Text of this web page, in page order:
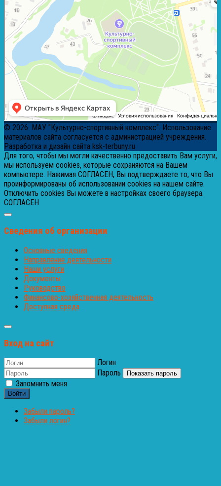
© 2026. МАУ "Культурно-спортивный комплекс". Использование
материалов сайта согласуется с администрацией учреждения.
Разработка и дизайн сайта ksk-terbuny.ru
Для того, чтобы мы могли качественно предоставить Вам услуги,
мы используем cookies, которые сохраняются на Вашем
компьютере. Нажимая СОГЛАСЕН, Вы подтверждаете то, что Вы
проинформированы об использовании cookies на нашем сайте.
Отключить cookies Вы можете в настройках своего браузера.
СОГЛАСЕН
Сведения об организации
Основные сведения
Направление деятельности
Наши услуги
Документы
Руководство
Финансово-хозяйственная деятельность
Доступная среда
Вход на сайт
Логин
Пароль
Показать пароль
Запомнить меня
Войти
Забыли пароль?
Забыли логин?